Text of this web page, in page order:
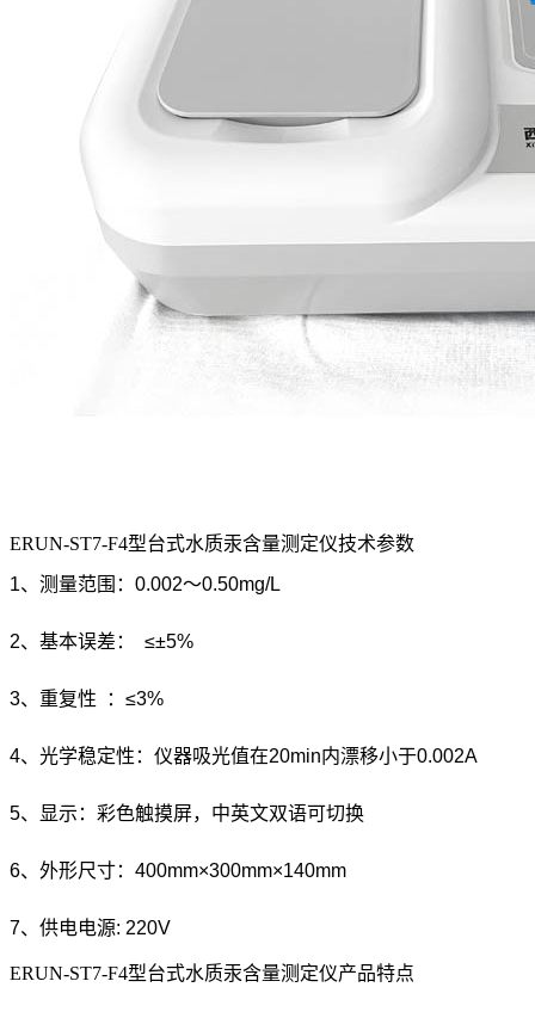
ERUN-ST7-F4型台式水质汞含量测定仪技术参数
1、测量范围： 0.002～0.50mg/L
2、基本误差： ≤±5%
3、重复性 ：≤3%
4、光学稳定性：仪器吸光值在20min内漂移小于0.002A
5、显示：彩色触摸屏，中英文双语可切换
6、外形尺寸：400mm×300mm×140mm
7、供电电源: 220V
ERUN-ST7-F4型台式水质汞含量测定仪产品特点